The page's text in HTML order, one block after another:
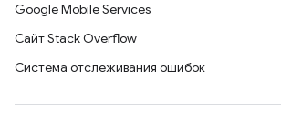
Google Mobile Services
Сайт Stack Overflow
Система отслеживания ошибок